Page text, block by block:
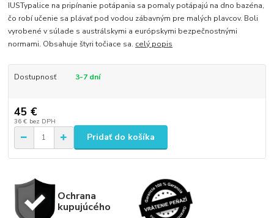
IUSTypalice na pripínanie potápania sa pomaly potápajú na dno bazéna,
čo robí učenie sa plávať pod vodou zábavným pre malých plavcov. Boli
vyrobené v súlade s austrálskymi a európskymi bezpečnostnými
normami. Obsahuje štyri točiace sa. celý popis
Dostupnosť 3-7 dní
45 €
36 € bez DPH
Pridať do košíka
Ochrana
kupujúcého